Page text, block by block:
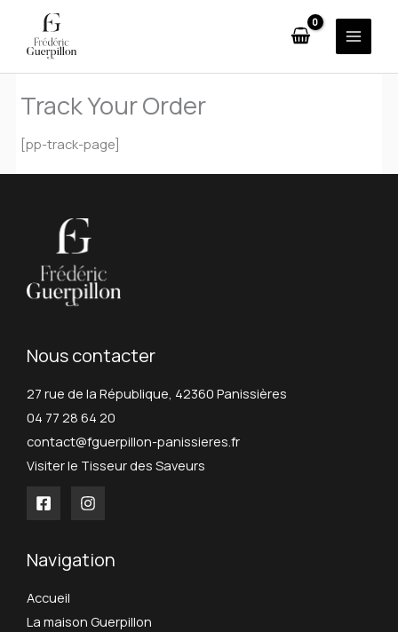
contenu
Track Your Order
[pp-track-page]
Nous contacter
27 rue de la République, 42360 Panissières
04 77 28 64 20
contact@fguerpillon-panissieres.fr
Visiter le Tisseur des Saveurs
Navigation
Accueil
La maison Guerpillon